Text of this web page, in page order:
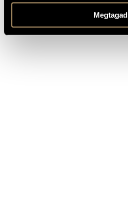
Megtagad
1997 Lajtha László-díj
alkalommal)